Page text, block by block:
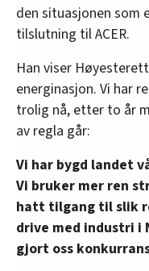
den situasjonen som
tilslutning til ACER.
Han viser
energinasjon. Vi har
trolig nå, etter to år
av regla går:
Vi har bygd landet
Vi bruker mer ren
hatt tilgang til slik
drive med industri i
gjort oss